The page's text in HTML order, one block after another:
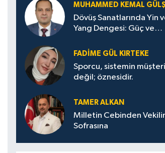
MUHAMMED KEMAL
Dövüş Sanatlarında Yin
Yang Dengesi: Güç ve
FADIME GÜL KIRTEKE
Sporcu, sistemin
değil; öznesidir.
TAMER ALKAN
Milletin Cebinden
Sofrasına